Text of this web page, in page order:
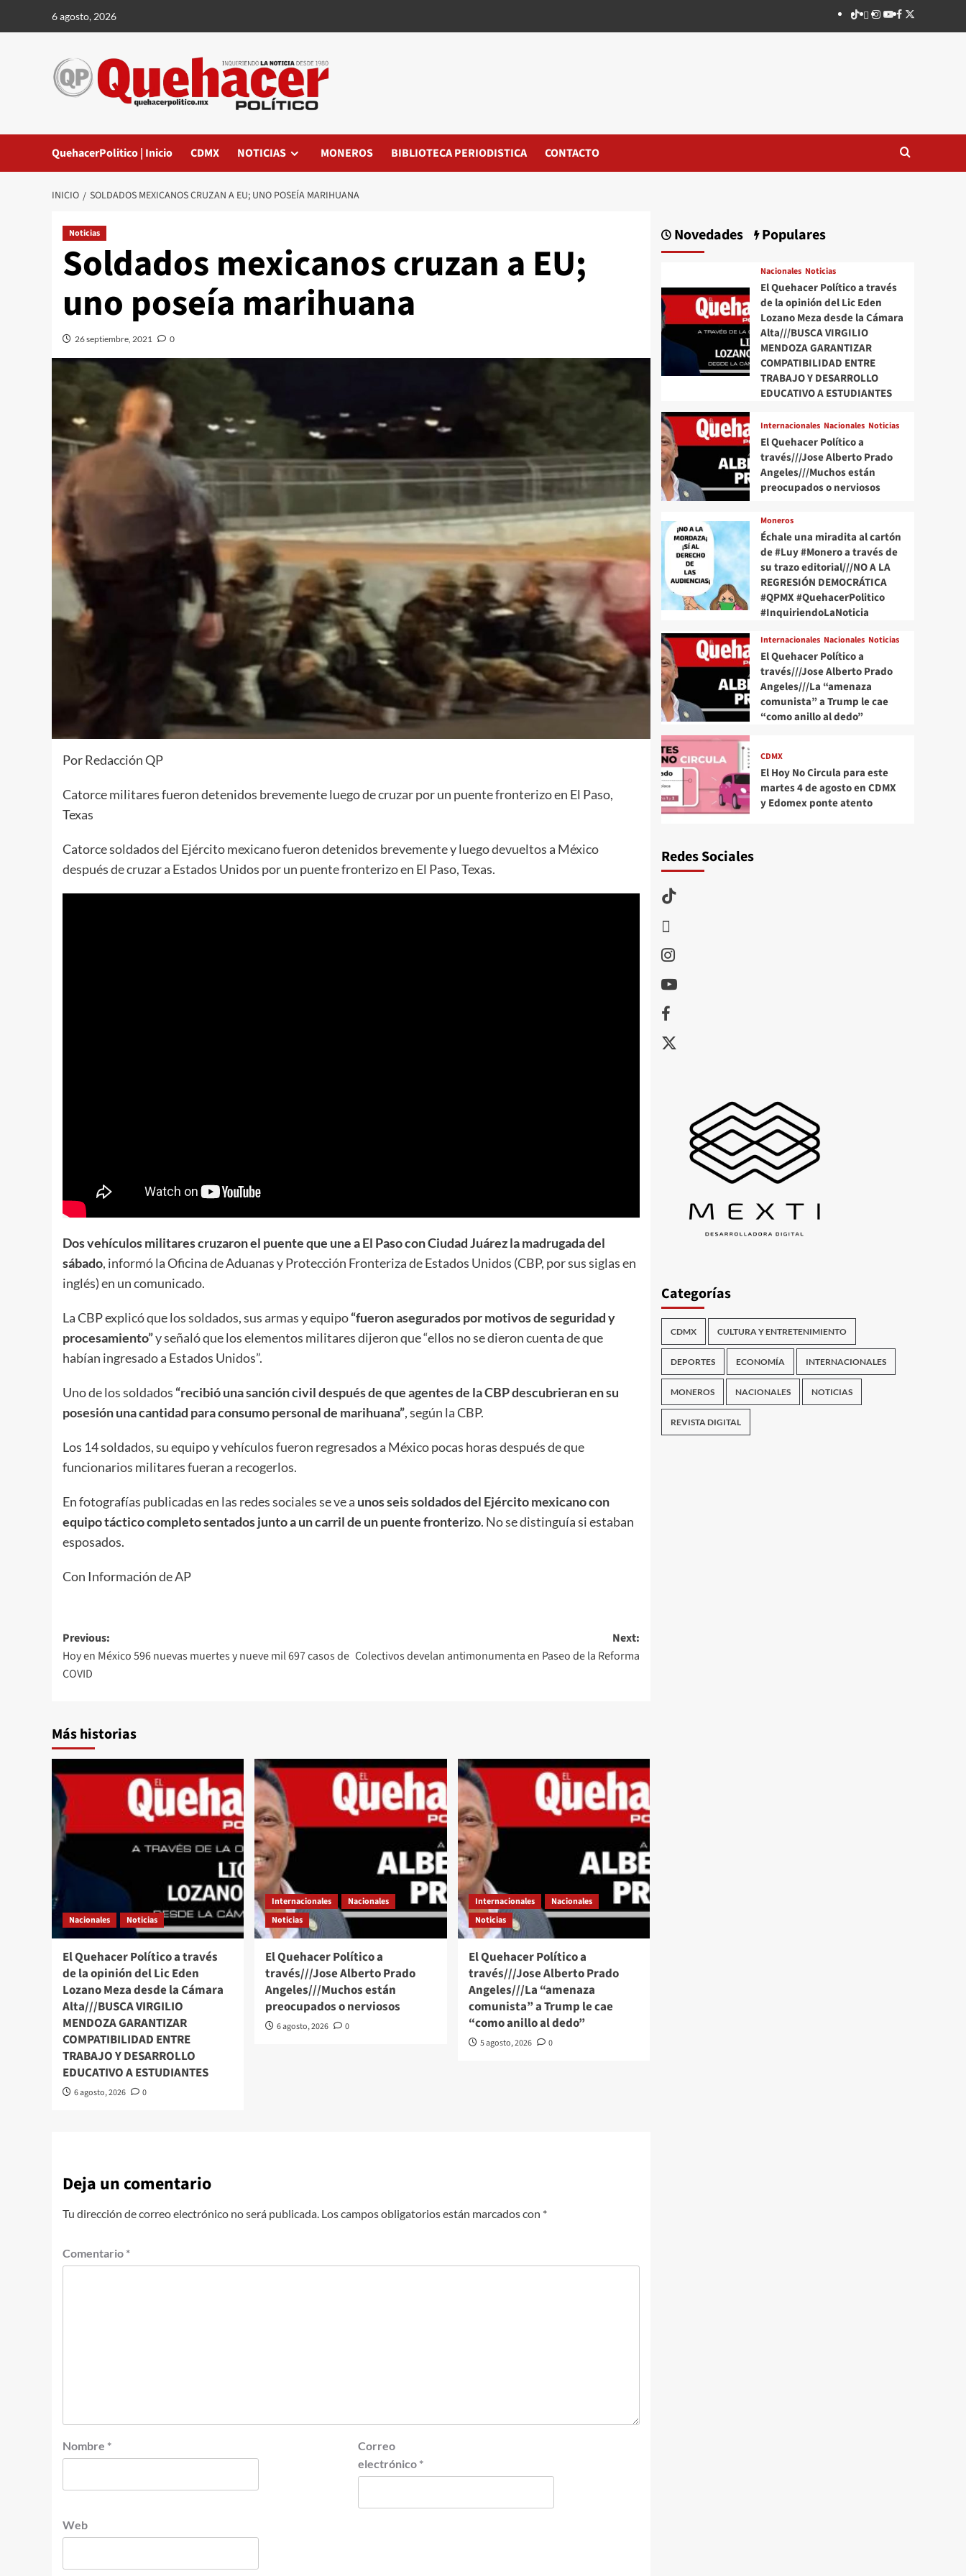
6 agosto, 2026 TikTok
threads
Instagram
Youtube
Facebook
X
QuehacerPolitico | Inicio CDMX NOTICIAS MONEROS BIBLIOTECA PERIODISTICA CONTACTO
INICIO SOLDADOS MEXICANOS CRUZAN A EU; UNO POSEÍA MARIHUANA
Noticias
Soldados mexicanos cruzan a EU;
uno poseía marihuana
26 septiembre, 2021 0
Por Redacción QP
Catorce militares fueron detenidos brevemente luego de cruzar por un puente fronterizo en El Paso,
Texas
Catorce soldados del Ejército mexicano fueron detenidos brevemente y luego devueltos a México
después de cruzar a Estados Unidos por un puente fronterizo en El Paso, Texas.
Dos vehículos militares cruzaron el puente que une a El Paso con Ciudad Juárez la madrugada del
sábado, informó la Oficina de Aduanas y Protección Fronteriza de Estados Unidos (CBP, por sus siglas en
inglés) en un comunicado.
La CBP explicó que los soldados, sus armas y equipo“fueron asegurados por motivos de seguridad y
procesamiento”y señaló que los elementos militares dijeron que “ellos no se dieron cuenta de que
habían ingresado a Estados Unidos”.
Uno de los soldados “recibió una sanción civil después de que agentes de la CBP descubrieran en su
posesión una cantidad para consumo personal de marihuana”, según la CBP.
Los 14 soldados, su equipo y vehículos fueron regresados a México pocas horas después de que
funcionarios militares fueran a recogerlos.
En fotografías publicadas en las redes sociales se ve a unos seis soldados del Ejército mexicano con
equipo táctico completo sentados junto a un carril de un puente fronterizo. No se distinguía si estaban
esposados.
Con Información de AP
Post
navigation
Previous:
Hoy en México 596 nuevas muertes y nueve mil 697 casos de
COVID
Next:
Colectivos develan antimonumenta en Paseo de la Reforma
Más historias
Nacionales Noticias
El Quehacer Político a través
de la opinión del Lic Eden
Lozano Meza desde la Cámara
Alta///BUSCA VIRGILIO
MENDOZA GARANTIZAR
COMPATIBILIDAD ENTRE
TRABAJO Y DESARROLLO
EDUCATIVO A ESTUDIANTES
6 agosto, 2026 0
Internacionales
Nacionales
Noticias
El Quehacer Político a
través///Jose Alberto Prado
Angeles///Muchos están
preocupados o nerviosos
6 agosto, 2026 0
Internacionales
Nacionales
Noticias
El Quehacer Político a
través///Jose Alberto Prado
Angeles///La “amenaza
comunista” a Trump le cae
“como anillo al dedo”
5 agosto, 2026 0
Deja un comentario
Tu dirección de correo electrónico no será publicada. Los campos obligatorios están marcados con *
Comentario *
Nombre *
Correo
electrónico *
Web
Novedades Populares
Nacionales Noticias
El Quehacer Político a través
de la opinión del Lic Eden
Lozano Meza desde la Cámara
Alta///BUSCA VIRGILIO
MENDOZA GARANTIZAR
COMPATIBILIDAD ENTRE
TRABAJO Y DESARROLLO
EDUCATIVO A ESTUDIANTES
Internacionales Nacionales Noticias
El Quehacer Político a
través///Jose Alberto Prado
Angeles///Muchos están
preocupados o nerviosos
Moneros
Échale una miradita al cartón
de #Luy #Monero a través de
su trazo editorial///NO A LA
REGRESIÓN DEMOCRÁTICA
#QPMX #QuehacerPolitico
#InquiriendoLaNoticia
Internacionales Nacionales Noticias
El Quehacer Político a
través///Jose Alberto Prado
Angeles///La “amenaza
comunista” a Trump le cae
“como anillo al dedo”
CDMX
El Hoy No Circula para este
martes 4 de agosto en CDMX
y Edomex ponte atento
Redes Sociales
TikTok
Instagram
Youtube
Facebook
X
Categorías
CDMX CULTURA Y ENTRETENIMIENTO
DEPORTES ECONOMÍA INTERNACIONALES
MONEROS NACIONALES NOTICIAS
REVISTA DIGITAL